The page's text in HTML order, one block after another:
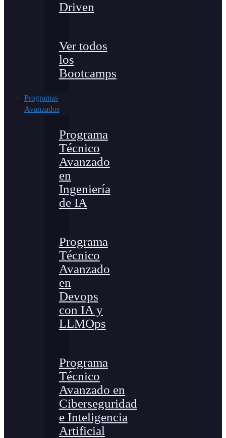
Driven
Ver todos
los
Bootcamps
Programas
Avanzados
Programa
Técnico
Avanzado
en
Ingeniería
de IA
Programa
Técnico
Avanzado
en
Devops
con IA y
LLMOps
Programa
Técnico
Avanzado en
Ciberseguridad
e Inteligencia
Artificial